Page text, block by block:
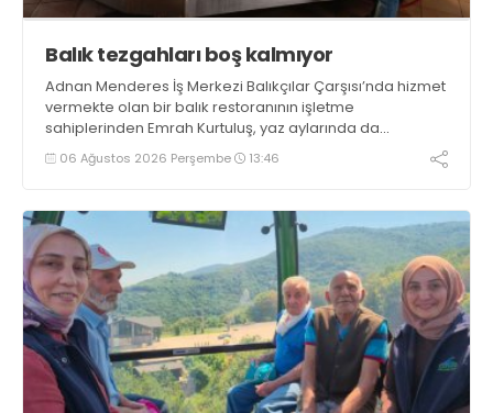
Balık tezgahları boş kalmıyor
Adnan Menderes İş Merkezi Balıkçılar Çarşısı’nda hizmet
vermekte olan bir balık restoranının işletme
sahiplerinden Emrah Kurtuluş, yaz aylarında da
tezgahlarda taze balık bulunduğunu ifade ederek “Yıl
boyunca tezgahlarda taze balık bulmak mümkün
06 Ağustos 2026 Perşembe 13:46